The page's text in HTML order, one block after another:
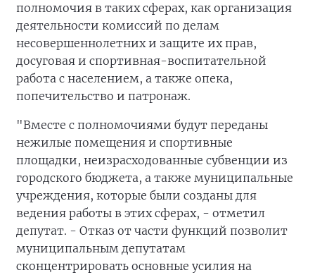
полномочия в таких сферах, как организация
деятельности комиссий по делам
несовершеннолетних и защите их прав,
досуговая и спортивная-воспитательной
работа с населением, а также опека,
попечительство и патронаж.
"Вместе с полномочиями будут переданы
нежилые помещения и спортивные
площадки, неизрасходованные субвенции из
городского бюджета, а также муниципальные
учреждения, которые были созданы для
ведения работы в этих сферах, - отметил
депутат. - Отказ от части функций позволит
муниципальным депутатам
сконцентрировать основные усилия на